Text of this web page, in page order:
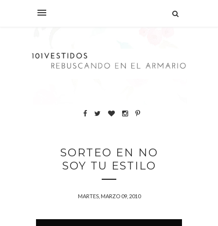
SORTEO EN NO
SOY TU ESTILO
MARTES, MARZO 09, 2010